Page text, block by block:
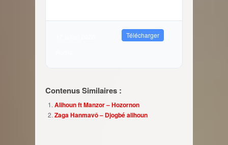
Télécharger
Contenus Similaires :
Alihoun ft Manzor – Hozornon
Zaga Hanmavô – Djogbé alihoun